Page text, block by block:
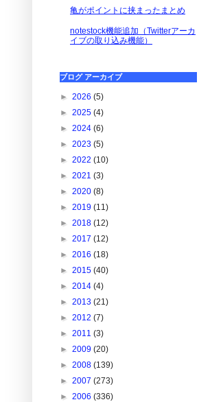
亀がポイントに挟まったまとめ
notestock機能追加（Twitterアーカ
イブの取り込み機能）
ブログ アーカイブ
► 2026 (5)
► 2025 (4)
► 2024 (6)
► 2023 (5)
► 2022 (10)
► 2021 (3)
► 2020 (8)
► 2019 (11)
► 2018 (12)
► 2017 (12)
► 2016 (18)
► 2015 (40)
► 2014 (4)
► 2013 (21)
► 2012 (7)
► 2011 (3)
► 2009 (20)
► 2008 (139)
► 2007 (273)
► 2006 (336)